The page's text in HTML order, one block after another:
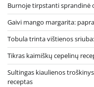
Burnoje tirpstanti sprandinė
Gaivi mango margarita:
Tobula trinta vištienos
Tikras kaimiškų cepelinų
Sultingas kiaulienos
receptas